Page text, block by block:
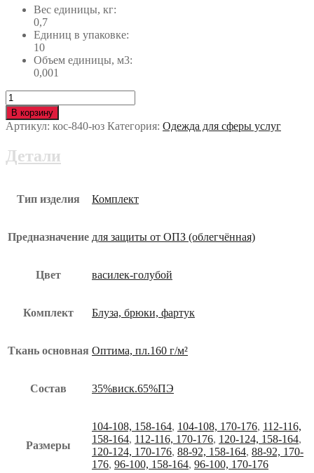
Вес единицы, кг:
0,7
Единиц в упаковке:
10
Объем единицы, м3:
0,001
Количество
Униформа
БЛЕСК
кос-840-
В корзину
Артикул: кос-840-юз Категория: Одежда для сферы услуг
Детали
Тип изделия Комплект
Предназначение для защиты от ОПЗ (облегчённая)
Цвет василек-голубой
Комплект Блуза, брюки, фартук
Ткань основная Оптима, пл.160 г/м²
Состав 35%виск.65%ПЭ
Размеры
104-108, 158-164, 104-108, 170-176, 112-116,
158-164, 112-116, 170-176, 120-124, 158-164,
120-124, 170-176, 88-92, 158-164, 88-92, 170-
176, 96-100, 158-164, 96-100, 170-176